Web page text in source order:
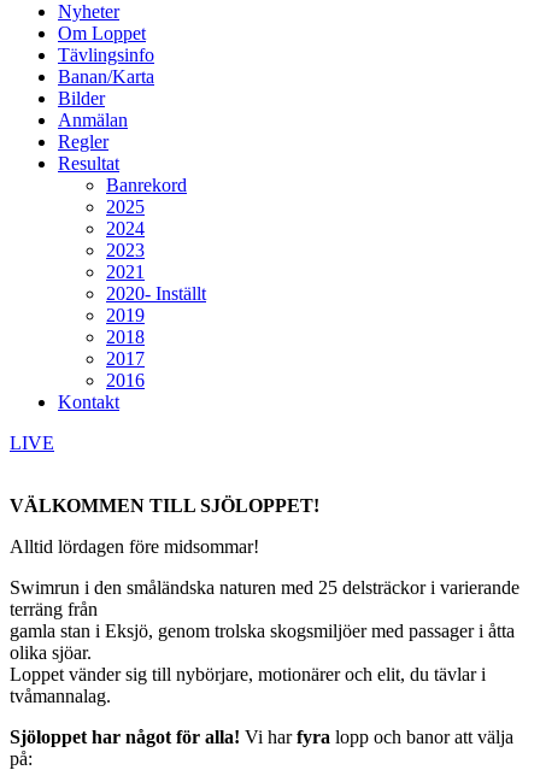
Nyheter
Om Loppet
Tävlingsinfo
Banan/Karta
Bilder
Anmälan
Regler
Resultat
Banrekord
2025
2024
2023
2021
2020- Inställt
2019
2018
2017
2016
Kontakt
LIVE
VÄLKOMMEN TILL SJÖLOPPET!
Alltid lördagen före midsommar!
Swimrun i den småländska naturen med 25 delsträckor i varierande
terräng från
gamla stan i Eksjö, genom trolska skogsmiljöer med passager i åtta
olika sjöar.
Loppet vänder sig till nybörjare, motionärer och elit, du tävlar i
tvåmannalag.
Sjöloppet har något för alla! Vi harfyra lopp och banor att välja
på: